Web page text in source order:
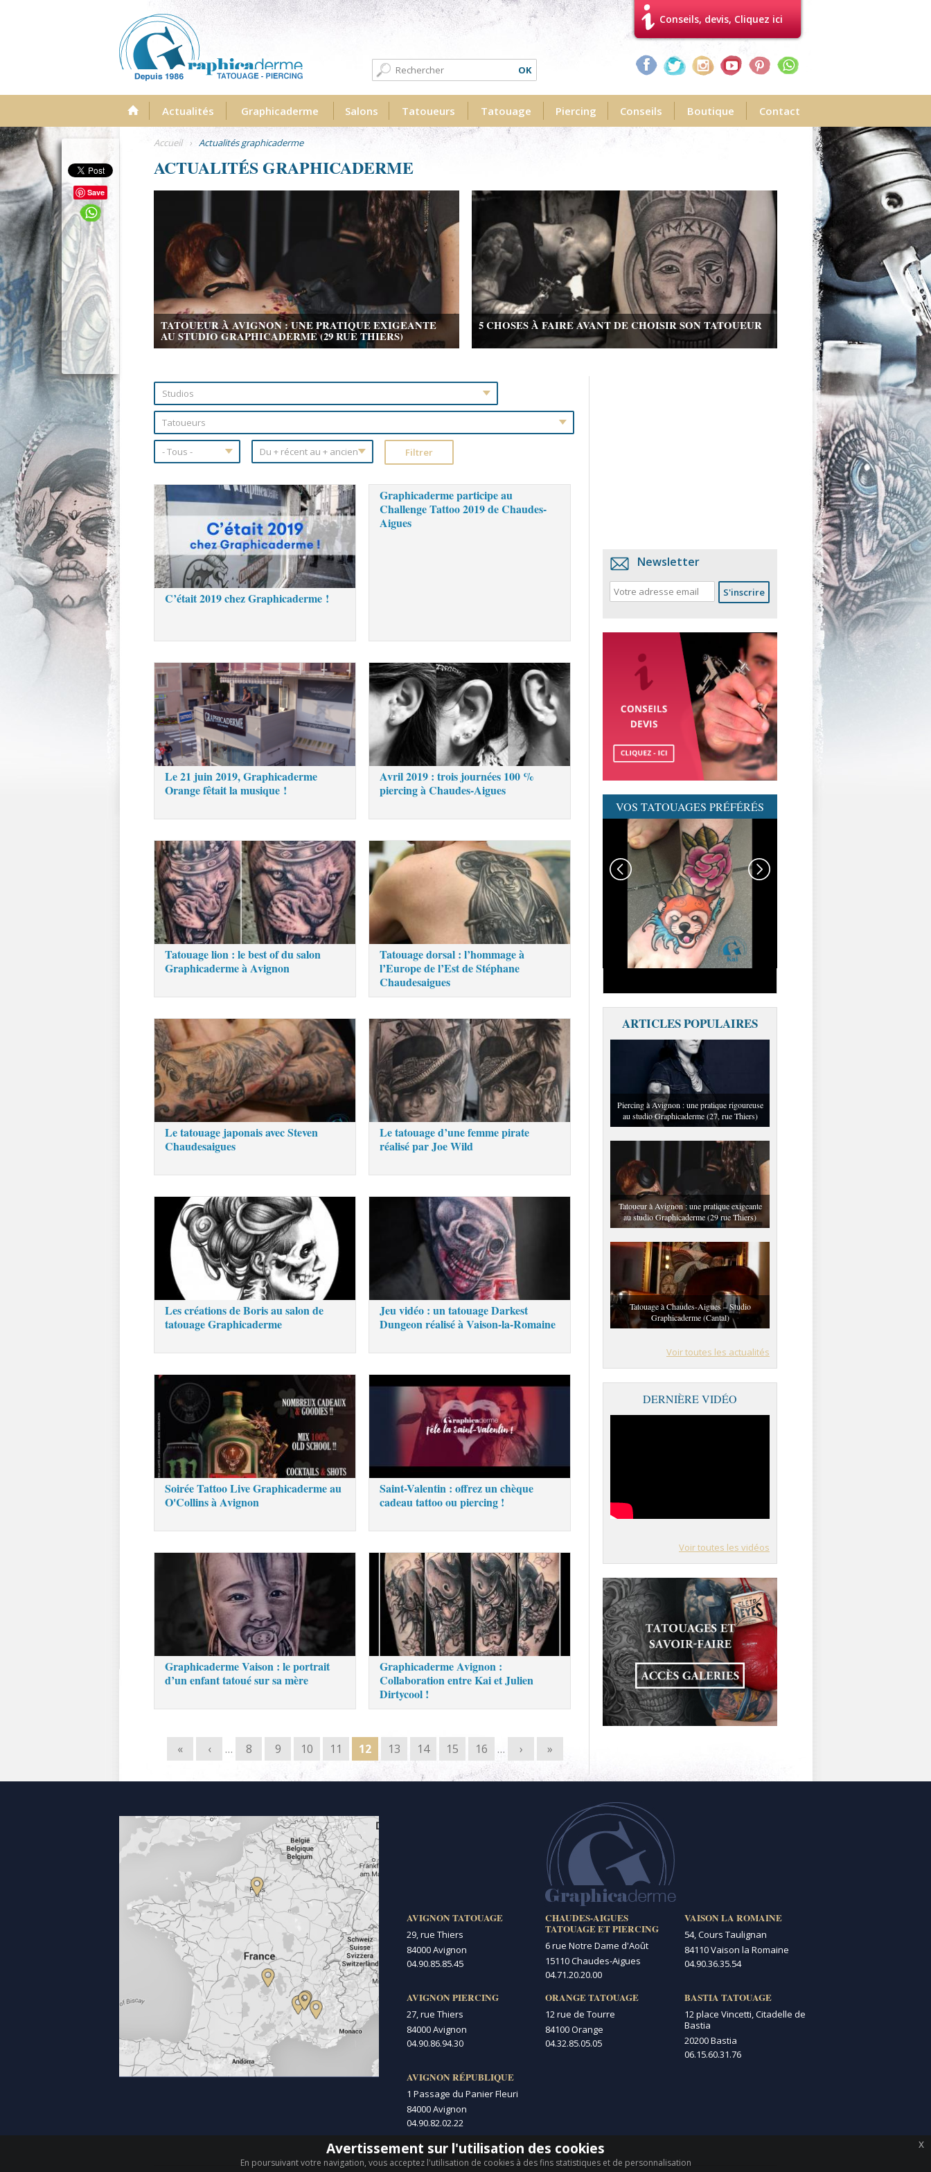
Formulaire de recherche Recherche
Conseils, devis, Cliquez ici
Menu Actualités Graphicaderme Salons Tatoueurs Tatouage Piercing Conseils Boutique Contact
Save
Accueil › Actualités graphicaderme
ACTUALITÉS GRAPHICADERME
TATOUEUR À AVIGNON : UNE PRATIQUE EXIGEANTE
AU STUDIO GRAPHICADERME (29 RUE THIERS)
5 CHOSES À FAIRE AVANT DE CHOISIR SON TATOUEUR
C’était 2019 chez Graphicaderme !
Graphicaderme participe au
Challenge Tattoo 2019 de Chaudes-
Aigues
Le 21 juin 2019, Graphicaderme
Orange fêtait la musique !
Avril 2019 : trois journées 100 %
piercing à Chaudes-Aigues
Tatouage lion : le best of du salon
Graphicaderme à Avignon
Tatouage dorsal : l’hommage à
l’Europe de l’Est de Stéphane
Chaudesaigues
Le tatouage japonais avec Steven
Chaudesaigues
Le tatouage d’une femme pirate
réalisé par Joe Wild
Les créations de Boris au salon de
tatouage Graphicaderme
Jeu vidéo : un tatouage Darkest
Dungeon réalisé à Vaison-la-Romaine
Soirée Tattoo Live Graphicaderme au
O'Collins à Avignon
Saint-Valentin : offrez un chèque
cadeau tattoo ou piercing !
Graphicaderme Vaison : le portrait
d’un enfant tatoué sur sa mère
Graphicaderme Avignon :
Collaboration entre Kai et Julien
Dirtycool !
Pages
« ‹ … 8 9 10 11 12 13 14 15 16 … › »
Newsletter
VOS TATOUAGES PRÉFÉRÉS
GRAPHICADERME-
TATOUAGENEOTRAD-
NEOTRAD-AVIGNON-
MEILLEURSTATOUEURS
ARTICLES POPULAIRES
Piercing à Avignon : une pratique rigoureuse
au studio Graphicaderme (27, rue Thiers)
Tatoueur à Avignon : une pratique exigeante
au studio Graphicaderme (29 rue Thiers)
Tatouage à Chaudes-Aigues – Studio
Graphicaderme (Cantal)
Voir toutes les actualités
DERNIÈRE VIDÉO
Voir toutes les vidéos
AVIGNON TATOUAGE
29, rue Thiers
84000 Avignon
04.90.85.85.45
AVIGNON PIERCING
27, rue Thiers
84000 Avignon
04.90.86.94.30
AVIGNON RÉPUBLIQUE
1 Passage du Panier Fleuri
84000 Avignon
04.90.82.02.22
CHAUDES-AIGUES
TATOUAGE ET PIERCING
6 rue Notre Dame d'Août
15110 Chaudes-Aigues
04.71.20.20.00
ORANGE TATOUAGE
12 rue de Tourre
84100 Orange
04.32.85.05.05
VAISON LA ROMAINE
54, Cours Taulignan
84110 Vaison la Romaine
04.90.36.35.54
BASTIA TATOUAGE
12 place Vincetti, Citadelle de
Bastia
20200 Bastia
06.15.60.31.76
Avertissement sur l'utilisation des cookies
En poursuivant votre navigation, vous acceptez l'utilisation de cookies à des fins statistiques et de personnalisation
x